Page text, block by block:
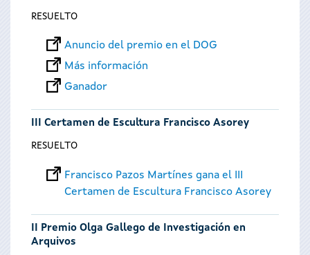
RESUELTO
Anuncio del premio en el DOG
Más información
Ganador
III Certamen de Escultura Francisco Asorey
RESUELTO
Francisco Pazos Martínes gana el III
Certamen de Escultura Francisco Asorey
II Premio Olga Gallego de Investigación en
Arquivos